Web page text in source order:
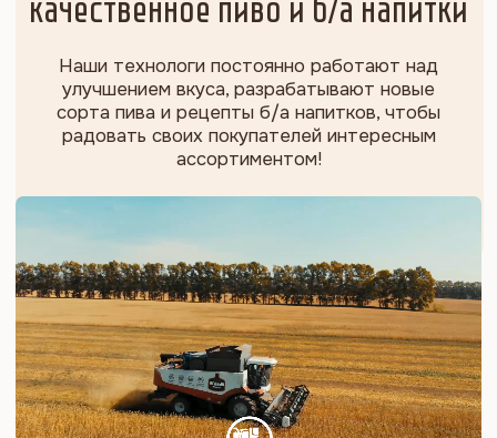
профессиональных сотрудников, 80% из которых прошли
подготовку в области пивоварения школы «ВИНАПа»
58
работаем в сфере пивоварения, мы — преемники
легендарного Новосибирского
пивоваренновинодельческого комбината
собственных производственно-складских
помещений — для правильного хранения и
соблюдения всех технологических процессов